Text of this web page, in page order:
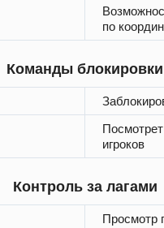
по
Команды блокировки
игроков
Контроль за лагами
Просмотр